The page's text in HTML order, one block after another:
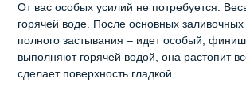
От вас особых усилий не потребуется.
горячей воде. После основных
полного застывания – идет особый,
выполняют горячей водой, она растопит
сделает поверхность гладкой.